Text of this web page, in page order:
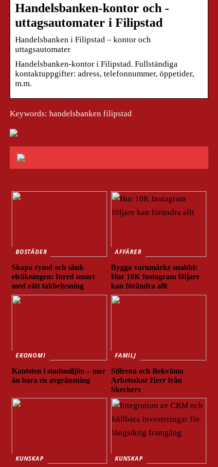
Handelsbanken-kontor och -
uttagsautomater i Filipstad
Handelsbanken i Filipstad – kontor och
uttagsautomater
Handelsbanken-kontor i Filipstad. Fullständiga
kontaktuppgifter: adress, telefonnummer, öppetider,
m.m.
Keywords: handelsbanken filipstad
BOSTÄDER
Skapa rymd och sänk
elräkningen: Inred smart
med rätt takbelysning
AFFÄRER
Bygga varumärke snabbt:
Hur 10K Instagram följare
kan förändra allt
EKONOMI
Kantsten i stadsmiljön – mer
än bara en avgränsning
FAMILJ
Stilrena och Bekväma
Arbetsskor Herr från
Skechers
KUNSKAP
KUNSKAP